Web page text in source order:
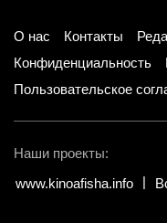
О нас Контакты
Конфиденциальность
Пользовательское
Наши проекты:
www.kinoafisha.info